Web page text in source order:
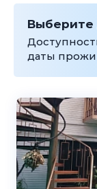
Выберите
даты